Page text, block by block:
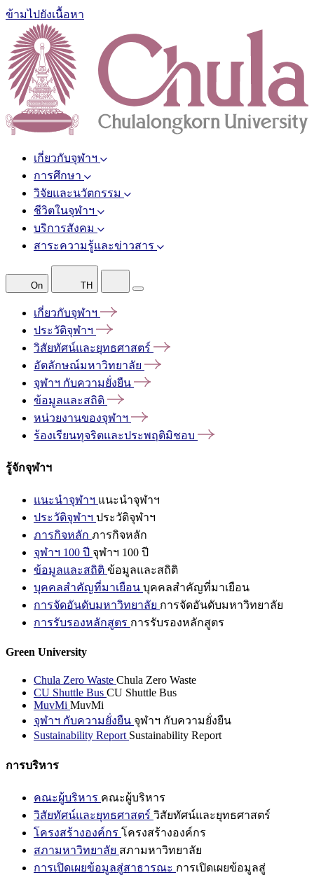
ข้ามไปยังเนื้อหา
เกี่ยวกับจุฬาฯ
การศึกษา
วิจัยและนวัตกรรม
ชีวิตในจุฬาฯ
บริการสังคม
สาระความรู้และข่าวสาร
On TH
เกี่ยวกับจุฬาฯ
ประวัติจุฬาฯ
วิสัยทัศน์และยุทธศาสตร์
อัตลักษณ์มหาวิทยาลัย
จุฬาฯ กับความยั่งยืน
ข้อมูลและสถิติ
หน่วยงานของจุฬาฯ
ร้องเรียนทุจริตและประพฤติมิชอบ
รู้จักจุฬาฯ
แนะนำจุฬาฯ แนะนำจุฬาฯ
ประวัติจุฬาฯ ประวัติจุฬาฯ
ภารกิจหลัก ภารกิจหลัก
จุฬาฯ 100 ปี จุฬาฯ 100 ปี
ข้อมูลและสถิติ ข้อมูลและสถิติ
บุคคลสำคัญที่มาเยือน บุคคลสำคัญที่มาเยือน
การจัดอันดับมหาวิทยาลัย การจัดอันดับมหาวิทยาลัย
การรับรองหลักสูตร การรับรองหลักสูตร
Green University
Chula Zero Waste Chula Zero Waste
CU Shuttle Bus CU Shuttle Bus
MuvMi MuvMi
จุฬาฯ กับความยั่งยืน จุฬาฯ กับความยั่งยืน
Sustainability Report Sustainability Report
การบริหาร
คณะผู้บริหาร คณะผู้บริหาร
วิสัยทัศน์และยุทธศาสตร์ วิสัยทัศน์และยุทธศาสตร์
โครงสร้างองค์กร โครงสร้างองค์กร
สภามหาวิทยาลัย สภามหาวิทยาลัย
การเปิดเผยข้อมูลสู่สาธารณะ การเปิดเผยข้อมูลสู่